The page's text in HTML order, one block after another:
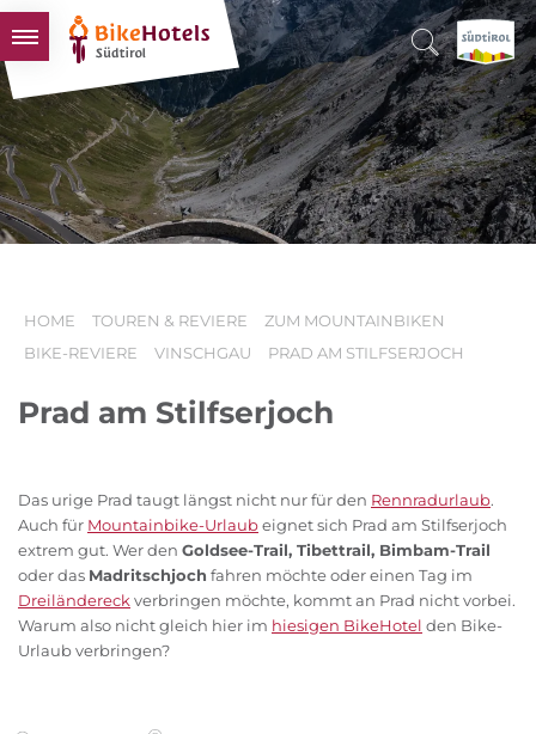
BIKEHOTELS
HOTELS & PAKETE
TOUREN & REVIERE
SÜDTIROL & WIR
HOME TOUREN & REVIERE
ZUM MOUNTAINBIKEN
BIKE-REVIERE
VINSCHGAU PRAD AM STILFSERJOCH
Prad am Stilfserjoch
Das urige Prad taugt längst nicht nur für den Rennradurlaub.
Auch für Mountainbike-Urlaubeignet sich Prad am Stilfserjoch
extrem gut. Wer den Goldsee-Trail, Tibettrail, Bimbam-Trail
oder das Madritschjoch fahren möchte oder einen Tag im
Dreiländereck verbringen möchte, kommt an Prad nicht vorbei.
Warum also nicht gleich hier im hiesigen BikeHotel den Bike-
Urlaub verbringen?